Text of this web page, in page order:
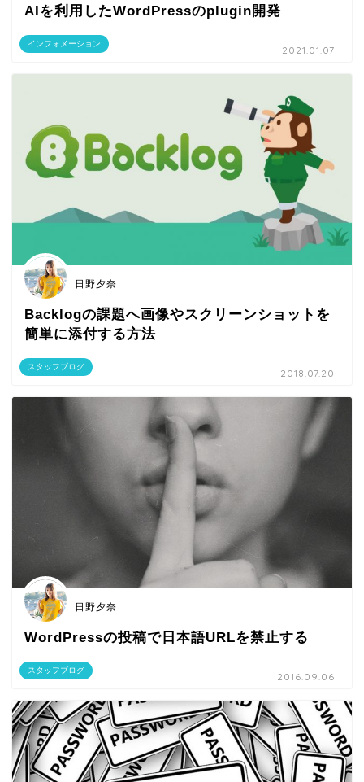
インフォメーション
AIを利用したWordPressのplugin開発
2021.01.07
スタッフブログ
日野夕奈
Backlogの課題へ画像やスクリーンショットを
簡単に添付する方法
2018.07.20
スタッフブログ
日野夕奈
WordPressの投稿で日本語URLを禁止する
2016.09.06